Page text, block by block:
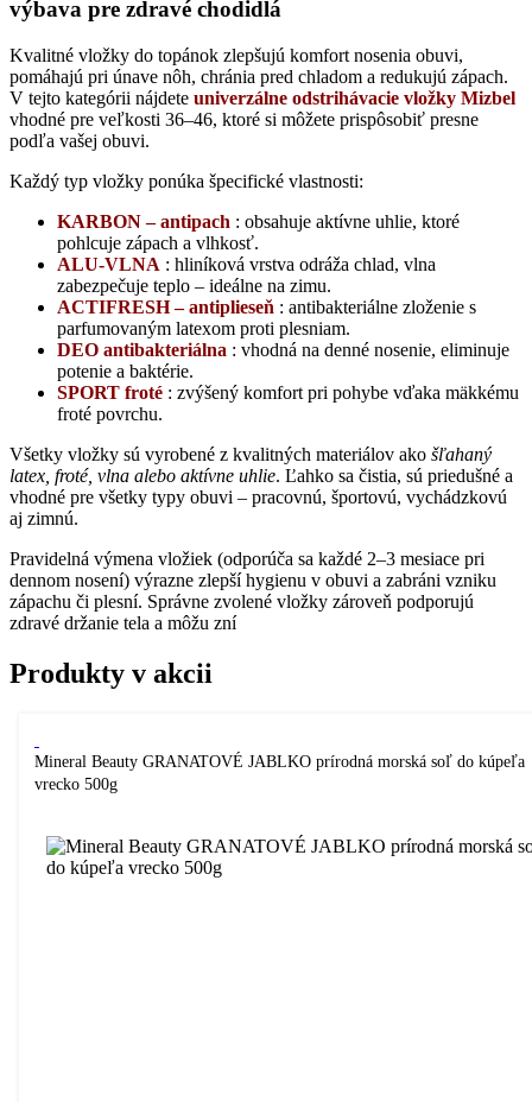
výbava pre zdravé chodidlá
Kvalitné vložky do topánok zlepšujú komfort nosenia obuvi,
pomáhajú pri únave nôh, chránia pred chladom a redukujú zápach.
V tejto kategórii nájdete univerzálne odstrihávacie vložky Mizbel
vhodné pre veľkosti 36–46, ktoré si môžete prispôsobiť presne
podľa vašej obuvi.
Každý typ vložky ponúka špecifické vlastnosti:
KARBON – antipach : obsahuje aktívne uhlie, ktoré
pohlcuje zápach a vlhkosť.
ALU-VLNA : hliníková vrstva odráža chlad, vlna
zabezpečuje teplo – ideálne na zimu.
ACTIFRESH – antiplieseň : antibakteriálne zloženie s
parfumovaným latexom proti plesniam.
DEO antibakteriálna : vhodná na denné nosenie, eliminuje
potenie a baktérie.
SPORT froté : zvýšený komfort pri pohybe vďaka mäkkému
froté povrchu.
Všetky vložky sú vyrobené z kvalitných materiálov ako šľahaný
latex, froté, vlna alebo aktívne uhlie. Ľahko sa čistia, sú priedušné a
vhodné pre všetky typy obuvi – pracovnú, športovú, vychádzkovú
aj zimnú.
Pravidelná výmena vložiek (odporúča sa každé 2–3 mesiace pri
dennom nosení) výrazne zlepší hygienu v obuvi a zabráni vzniku
zápachu či plesní. Správne zvolené vložky zároveň podporujú
zdravé držanie tela a môžu zní
Produkty v akcii
Mineral Beauty GRANATOVÉ JABLKO prírodná morská soľ do kúpeľa
vrecko 500g